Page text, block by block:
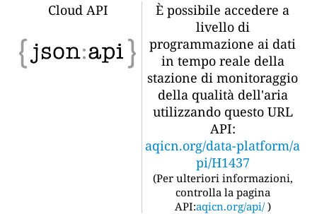
Cloud API
È possibile accedere a
livello di
programmazione ai dati
in tempo reale della
stazione di monitoraggio
della qualità dell'aria
utilizzando questo URL
API:
aqicn.org/data-platform/a
pi/H1437
(Per ulteriori informazioni,
controlla la pagina
API:aqicn.org/api/ )